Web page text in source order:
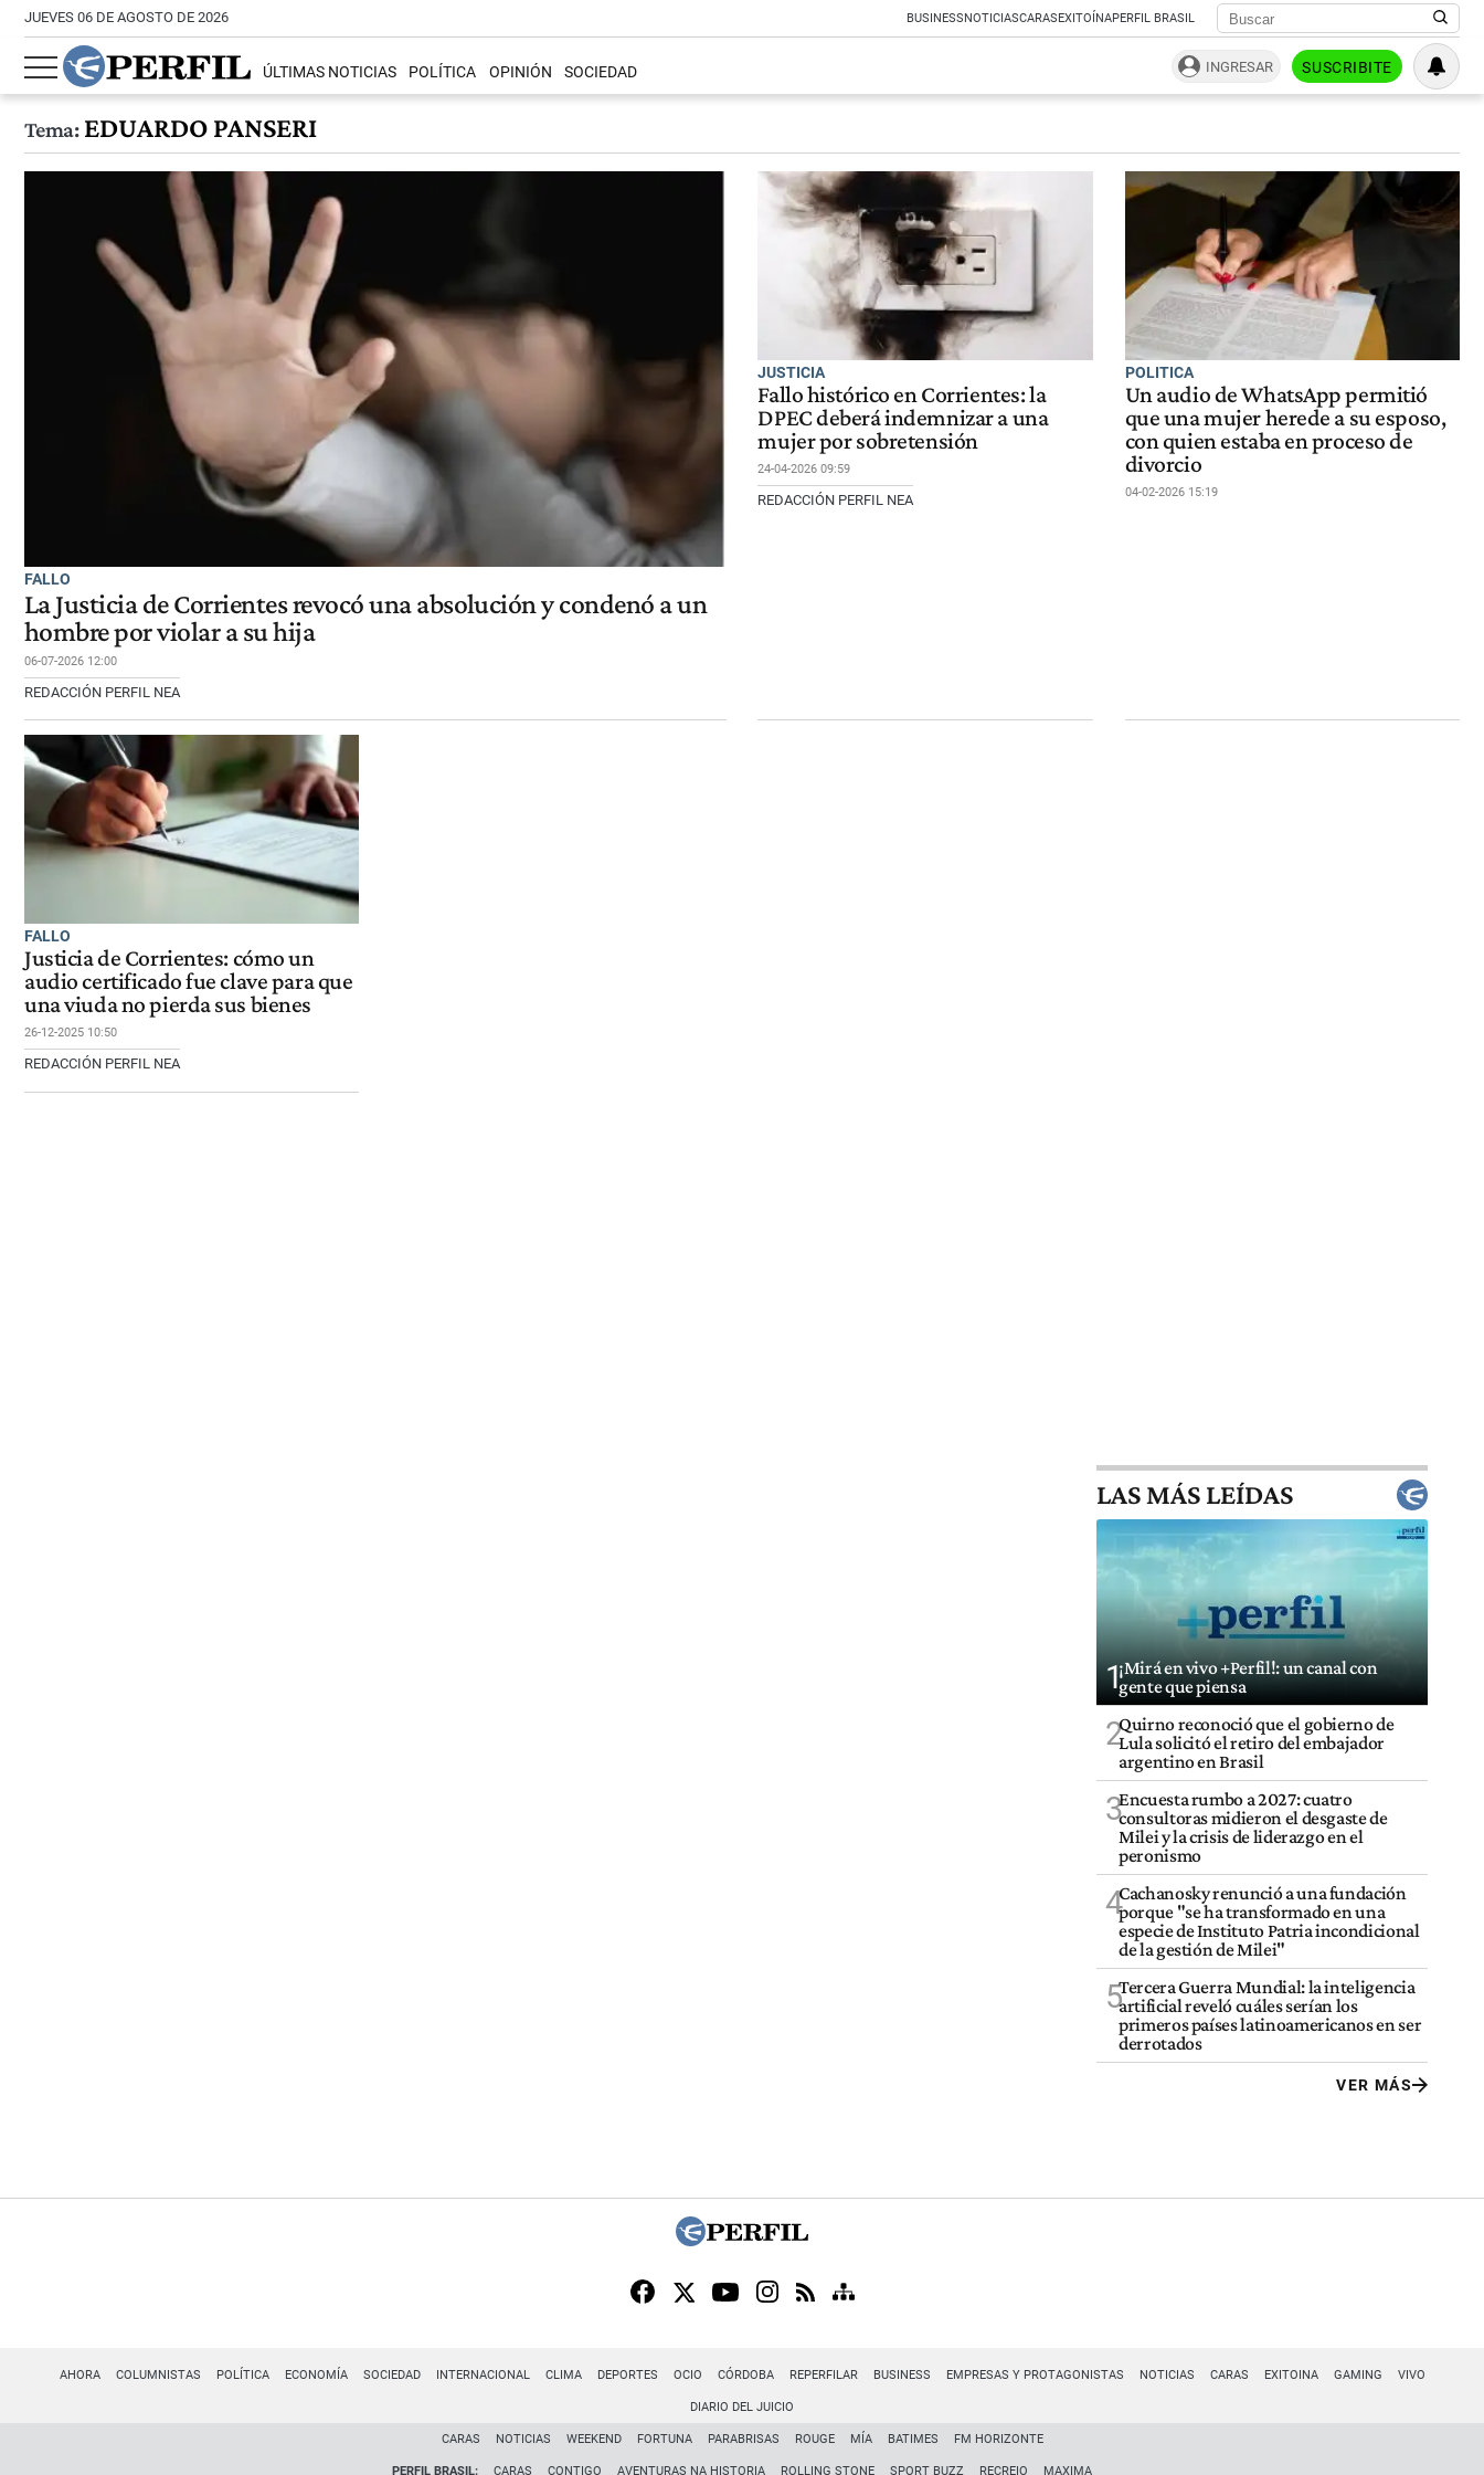
JUEVES 06 DE AGOSTO DE 2026 BUSINESSNOTICIASCARASEXITOÍNAPERFIL BRASIL
ÚLTIMAS NOTICIAS POLÍTICA OPINIÓN SOCIEDAD INGRESAR SUSCRIBITE
Tema:EDUARDO PANSERI
FALLO
La Justicia de Corrientes revocó una absolución y condenó a un
hombre por violar a su hija
06-07-2026 12:00
REDACCIÓN PERFIL NEA
JUSTICIA
Fallo histórico en Corrientes: la
DPEC deberá indemnizar a una
mujer por sobretensión
24-04-2026 09:59
REDACCIÓN PERFIL NEA
POLITICA
Un audio de WhatsApp permitió
que una mujer herede a su esposo,
con quien estaba en proceso de
divorcio
04-02-2026 15:19
FALLO
Justicia de Corrientes: cómo un
audio certificado fue clave para que
una viuda no pierda sus bienes
26-12-2025 10:50
REDACCIÓN PERFIL NEA
LAS MÁS LEÍDAS
1¡Mirá en vivo +Perfil!: un canal con
gente que piensa
2Quirno reconoció que el gobierno de
Lula solicitó el retiro del embajador
argentino en Brasil
3Encuesta rumbo a 2027: cuatro
consultoras midieron el desgaste de
Milei y la crisis de liderazgo en el
peronismo
4Cachanosky renunció a una fundación
porque "se ha transformado en una
especie de Instituto Patria incondicional
de la gestión de Milei"
5Tercera Guerra Mundial: la inteligencia
artificial reveló cuáles serían los
primeros países latinoamericanos en ser
derrotados
VER MÁS
AHORA COLUMNISTAS POLÍTICA ECONOMÍA SOCIEDAD INTERNACIONAL CLIMA DEPORTES OCIO CÓRDOBA REPERFILAR BUSINESS EMPRESAS Y PROTAGONISTAS NOTICIAS CARAS EXITOINA GAMING VIVO
DIARIO DEL JUICIO
CARAS NOTICIAS WEEKEND FORTUNA PARABRISAS ROUGE MÍA BATIMES FM HORIZONTE
PERFIL BRASIL: CARAS CONTIGO AVENTURAS NA HISTORIA ROLLING STONE SPORT BUZZ RECREIO MAXIMA